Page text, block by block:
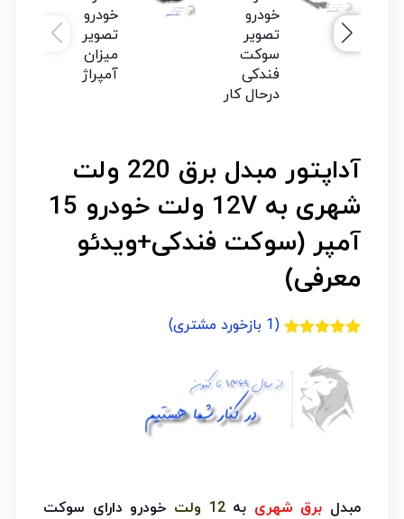
آداپتور مبدل برق 220 ولت
شهری به 12V ولت خودرو 15
آمپر (سوکت فندکی+ویدئو
معرفی)
در
امتیازدهی
مشتری
(
1 بازخورد مشتری)
مبدل برق شهری به 12 ولت
خودرو دارای سوکت